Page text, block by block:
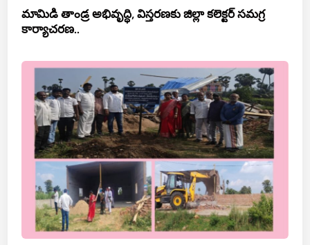
మామిడి తాండ్ర అభివృద్ధి, విస్తరణకు జిల్లా కలెక్టర్ సమగ్ర
కార్యాచరణ..